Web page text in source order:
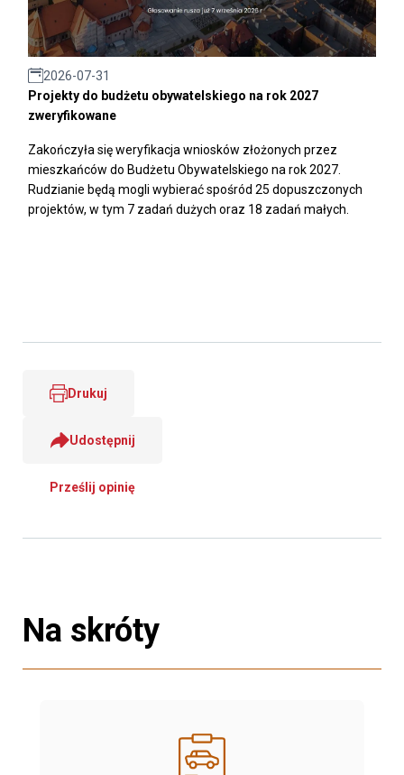
2026-07-31
Projekty do budżetu obywatelskiego na rok 2027
zweryfikowane
Zakończyła się weryfikacja wniosków złożonych przez
mieszkańców do Budżetu Obywatelskiego na rok 2027.
Rudzianie będą mogli wybierać spośród 25 dopuszczonych
projektów, w tym 7 zadań dużych oraz 18 zadań małych.
Drukuj
Udostępnij
Prześlij opinię
Na skróty